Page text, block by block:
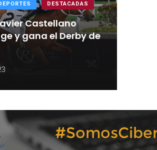
DESTACADAS
Castellano
y gana el Derby de